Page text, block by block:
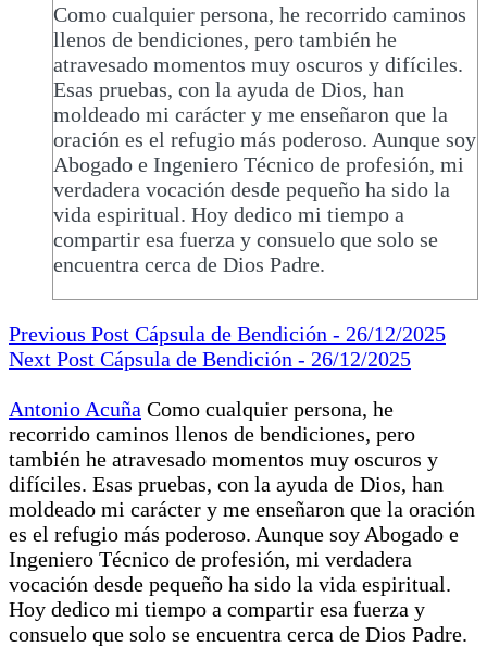
Como cualquier persona, he recorrido caminos
llenos de bendiciones, pero también he
atravesado momentos muy oscuros y difíciles.
Esas pruebas, con la ayuda de Dios, han
moldeado mi carácter y me enseñaron que la
oración es el refugio más poderoso. Aunque soy
Abogado e Ingeniero Técnico de profesión, mi
verdadera vocación desde pequeño ha sido la
vida espiritual. Hoy dedico mi tiempo a
compartir esa fuerza y consuelo que solo se
encuentra cerca de Dios Padre.
Previous Post Cápsula de Bendición - 26/12/2025
Next Post Cápsula de Bendición - 26/12/2025
Antonio Acuña Como cualquier persona, he
recorrido caminos llenos de bendiciones, pero
también he atravesado momentos muy oscuros y
difíciles. Esas pruebas, con la ayuda de Dios, han
moldeado mi carácter y me enseñaron que la oración
es el refugio más poderoso. Aunque soy Abogado e
Ingeniero Técnico de profesión, mi verdadera
vocación desde pequeño ha sido la vida espiritual.
Hoy dedico mi tiempo a compartir esa fuerza y
consuelo que solo se encuentra cerca de Dios Padre.